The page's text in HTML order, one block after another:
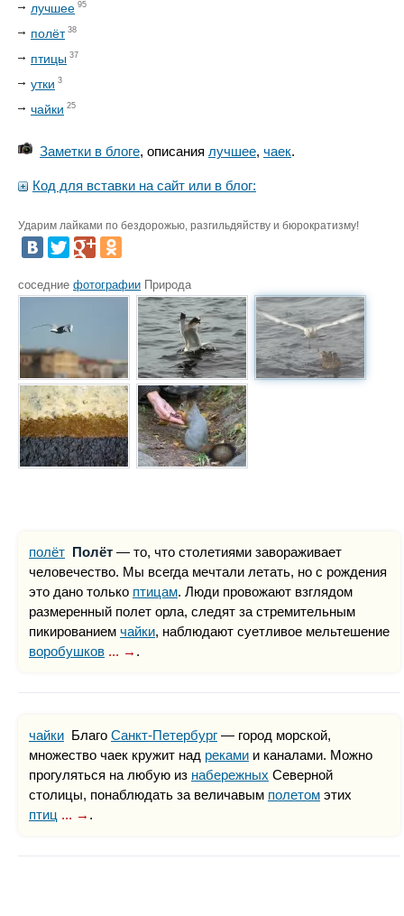
лучшее 95
полёт38
птицы 37
утки 3
чайки 25
Заметки в блоге, описания лучшее, чаек.
Код для вставки на сайт или в блог:
Ударим лайками по бездорожью, разгильдяйству и бюрократизму!
соседние фотографии Природа
полёт Полёт — то, что столетиями завораживает
человечество. Мы всегда мечтали летать, но с рождения
это дано только птицам. Люди провожают взглядом
размеренный полет орла, следят за стремительным
пикированием чайки, наблюдают суетливое мельтешение
воробушков ... → .
чайки Благо Санкт-Петербург — город морской,
множество чаек кружит над реками и каналами. Можно
прогуляться на любую из набережных Северной
столицы, понаблюдать за величавым полетом этих
птиц ... → .